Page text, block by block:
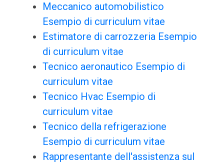
Meccanico automobilistico
Esempio di curriculum vitae
Estimatore di carrozzeria Esempio
di curriculum vitae
Tecnico aeronautico Esempio di
curriculum vitae
Tecnico Hvac Esempio di
curriculum vitae
Tecnico della refrigerazione
Esempio di curriculum vitae
Rappresentante dell'assistenza sul